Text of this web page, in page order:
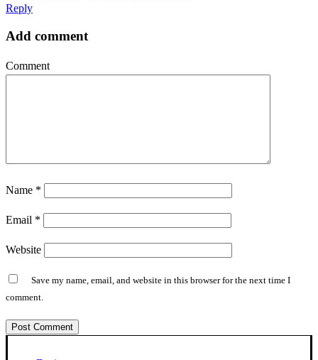
Reply
Add comment
Comment
Name *
Email *
Website
Save my name, email, and website in this browser for the next time I
comment.